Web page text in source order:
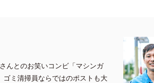
んとのお笑いコンビ「マシンガ
ゴミ清掃員ならではのポストも大